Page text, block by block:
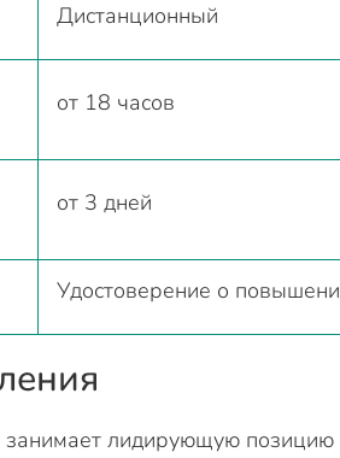
Дистанционный
от 18 часов
от 3 дней
Удостоверение о
лидирующую позицию